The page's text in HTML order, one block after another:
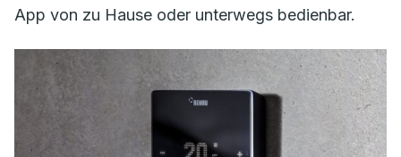
App von zu Hause oder unterwegs bedienbar.